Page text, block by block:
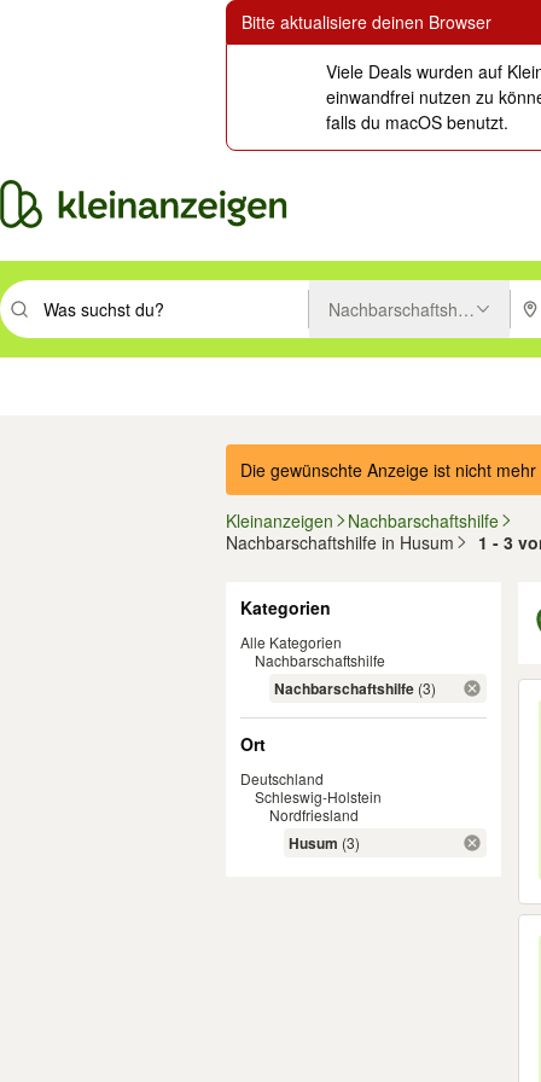
Bitte aktualisiere deinen Browser
Viele Deals wurden auf
einwandfrei nutzen zu
falls du macOS benutzt.
Suchbegriff eingeben. Eingabetaste drücken um zu suchen, oder
Nachbarschaftshilfe
Die gewünschte Anzeige ist nicht
Kleinanzeigen
Nachbarschaftshilfe
Nachbarschaftshilfe in Husum
1 - 3
Kategorien
Alle Kategorien
Nachbarschaftshilfe
Nachbarschaftshilfe (3)
Ort
Deutschland
Schleswig-Holstein
Nordfriesland
Husum (3)